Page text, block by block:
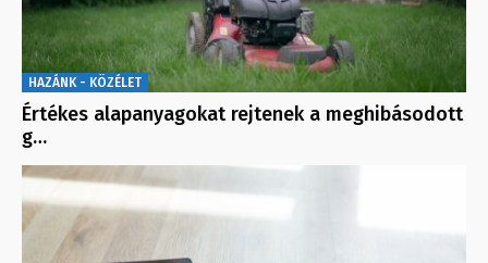
HAZÁNK - KÖZÉLET
Értékes alapanyagokat rejtenek a meghibásodott
g…